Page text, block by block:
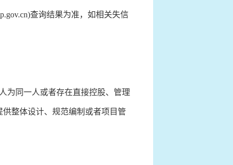
查询结果为准，如相关失信
为同一人或者存在直接控股、管理
整体设计、规范编制或者项目管